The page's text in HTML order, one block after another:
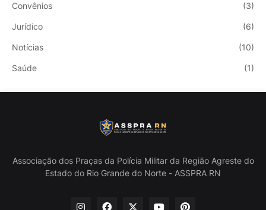
Convênios (3)
Jurídico (6)
Notícias (10)
Saúde (1)
Associação dos Praças da Polícia Militar da Região Agreste do
Estado do Rio Grande do Norte - ASSPRA RN